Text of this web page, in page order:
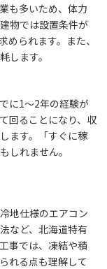
も多いため、体力
物では設置条件が
られます。また、
します。
に1〜2年の経験が
回ることになり、収
ます。「すぐに稼
しれません。
地仕様のエアコン
など、北海道特有
事では、凍結や積
れる点も理解して